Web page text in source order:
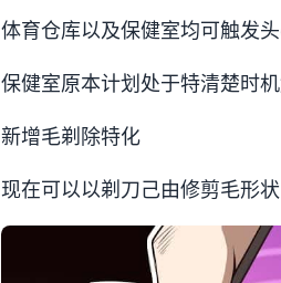
体育仓库以及保健室均可触发
保健室原本计划处于特清楚时
新增毛剃除特化
现在可以以剃刀己由修剪毛形状